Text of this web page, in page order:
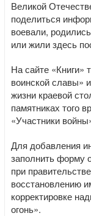
Великой
поделиться
воевали,
или жили здесь
На сайте «Книги»
воинской славы»
жизни краевой
памятниках того
«Участники
Для добавления
заполнить форму
при
восстановлению
корректировке
огонь».